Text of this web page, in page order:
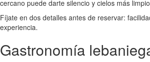
cercano puede darte silencio y cielos más
Fíjate en dos detalles antes de reservar:
experiencia.
Gastronomía